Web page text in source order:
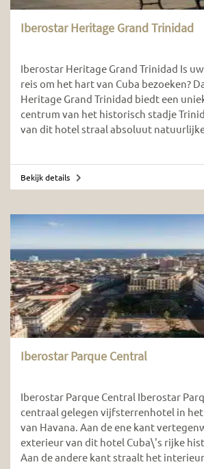
Iberostar Heritage Grand Trinidad
Iberostar Heritage Grand Trinidad Is
reis om het hart van Cuba bezoeken?
Heritage Grand Trinidad biedt een
centrum van het historisch stadje
van dit hotel straal absoluut
Bekijk details
Iberostar Parque Central
Iberostar Parque Central Iberostar
centraal gelegen vijfsterrenhotel in
van Havana. Aan de ene kant
exterieur van dit hotel Cuba\'s rijke
Aan de andere kant straalt het